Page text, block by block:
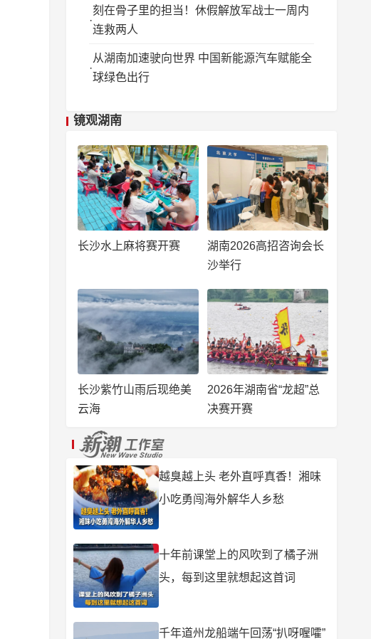
刻在骨子里的担当！休假解放军战士一周内
连救两人
从湖南加速驶向世界 中国新能源汽车赋能全
球绿色出行
镜观湖南
长沙水上麻将赛开赛
湖南2026高招咨询会长
沙举行
长沙紫竹山雨后现绝美
云海
2026年湖南省“龙超”总
决赛开赛
越臭越上头 老外直呼真香！湘味
小吃勇闯海外解华人乡愁
十年前课堂上的风吹到了橘子洲
头，每到这里就想起这首词
千年道州龙船端午回荡“扒呀喔嚯”